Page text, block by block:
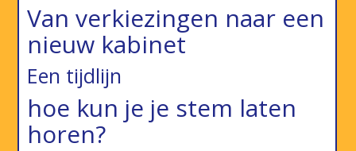
Van verkiezingen naar een
nieuw kabinet
Een tijdlijn
hoe kun je je stem laten
horen?